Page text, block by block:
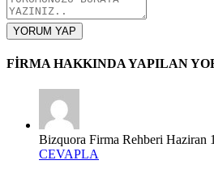
YORUM YAP
FİRMA HAKKINDA YAPILAN
Bizquora Firma Rehberi Haziran
CEVAPLA